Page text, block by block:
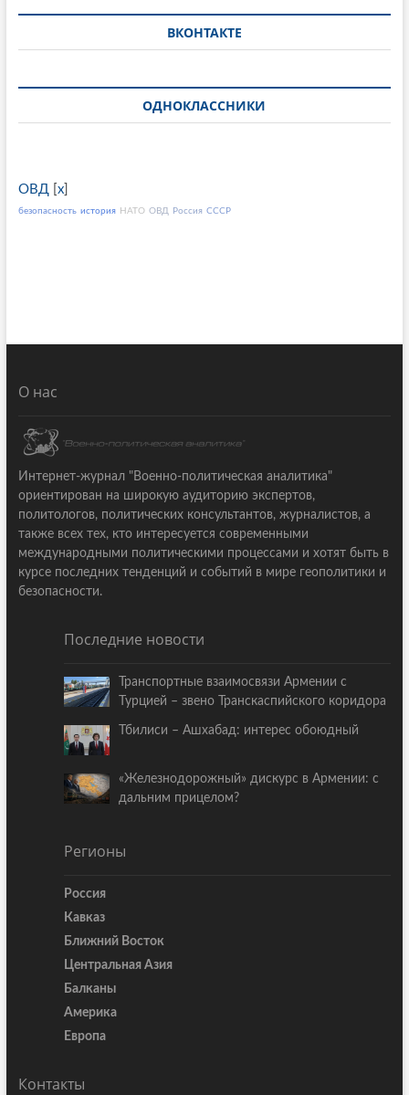
ВКОНТАКТЕ
ОДНОКЛАССНИКИ
ОВД x]
безопасность история НАТО ОВД Россия СССР
О нас
Интернет-журнал "Военно-политическая аналитика"
ориентирован на широкую аудиторию экспертов,
политологов, политических консультантов, журналистов, а
также всех тех, кто интересуется современными
международными политическими процессами и хотят быть в
курсе последних тенденций и событий в мире геополитики и
безопасности.
Последние новости
Транспортные взаимосвязи Армении с
Турцией – звено Транскаспийского коридора
Тбилиси – Ашхабад: интерес обоюдный
«Железнодорожный» дискурс в Армении: с
дальним прицелом?
Регионы
Россия
Кавказ
Ближний Восток
Центральная Азия
Балканы
Америка
Европа
Контакты